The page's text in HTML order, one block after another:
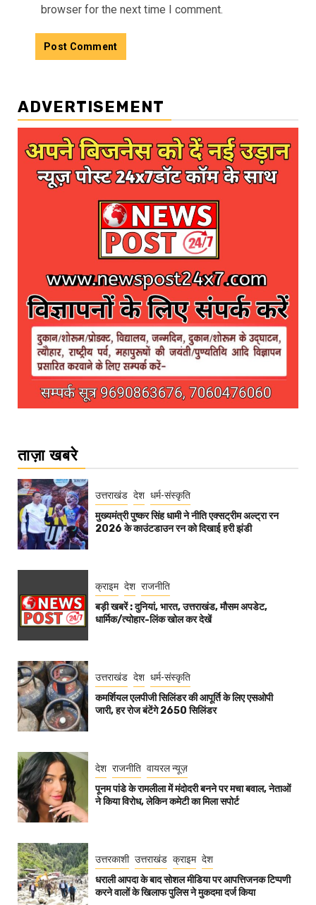
browser for the next time I comment.
ADVERTISEMENT
ताज़ा खबरे
उत्तराखंड देश धर्म-संस्कृति
मुख्यमंत्री पुष्कर सिंह धामी ने नीति एक्सट्रीम अल्ट्रा रन
2026 के काउंटडाउन रन को दिखाई हरी झंडी
क्राइम देश राजनीति
बड़ी खबरें : दुनियां, भारत, उत्तराखंड, मौसम अपडेट,
धार्मिक/त्योहार-लिंक खोल कर देखें
उत्तराखंड देश धर्म-संस्कृति
कमर्शियल एलपीजी सिलिंडर की आपूर्ति के लिए एसओपी
जारी, हर रोज बंटेंगे 2650 सिलिंडर
देश राजनीति वायरल न्यूज़
पूनम पांडे के रामलीला में मंदोदरी बनने पर मचा बवाल, नेताओं
ने किया विरोध, लेकिन कमेटी का मिला सपोर्ट
उत्तरकाशी उत्तराखंड क्राइम देश
धराली आपदा के बाद सोशल मीडिया पर आपत्तिजनक टिप्पणी
करने वालों के खिलाफ पुलिस ने मुकदमा दर्ज किया